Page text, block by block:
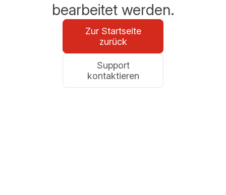
bearbeitet werden.
Zur Startseite
zurück
Support
kontaktieren